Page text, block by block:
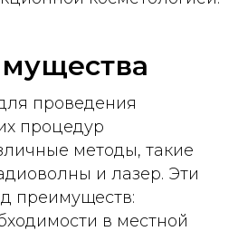
проведения
процедур
методы, такие
и лазер. Эти
преимуществ:
в местной